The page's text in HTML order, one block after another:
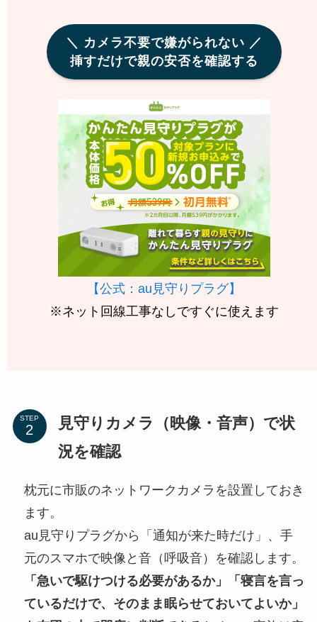
＼ カメラ不要で嫌がられない ／
挿すだけで親の安否を確認する
【公式：au見守りプラグ】
※ネット回線工事なしですぐに使えます
STEP
見守りカメラ（映像・音声）で状
況を確認
枕元に市販のネットワークカメラを設置しておき
ます。
au見守りプラグから「通知が来た時だけ」、手
元のスマホで映像と音（呼吸音）を確認します。
「急いで駆けつける必要があるか」「寝言を言っ
ているだけで、そのまま眠らせておいてよいか」